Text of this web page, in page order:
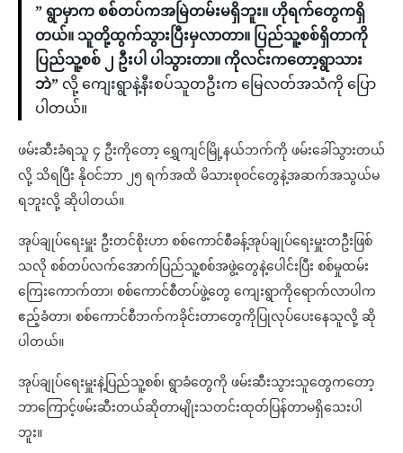
” ရွာမှာက စစ်တပ်ကအမြဲတမ်းမရှိဘူး။ ဟိုရက်တွေကရှိ
တယ်။ သူတို့ထွက်သွားပြီးမှလာတာ။ ပြည်သူ့စစ်ရှိတာကို
ပြည်သူ့စစ် ၂ ဦးပါ ပါသွားတာ။ ကိုလင်းကတော့ရွာသား
ဘဲ” လို့ ကျေးရွာနဲ့နီးစပ်သူတဦးက မြေလတ်အသံကို ပြော
ပါတယ်။
ဖမ်းဆီးခံရသူ ၄ ဦးကိုတော့ ရွှေကျင်မြို့နယ်ဘက်ကို ဖမ်းခေါ်သွားတယ်
လို့ သိရပြီး နိုဝင်ဘာ ၂၅ ရက်အထိ မိသားစုဝင်တွေနဲ့အဆက်အသွယ်မ
ရဘူးလို့ ဆိုပါတယ်။
အုပ်ချုပ်ရေးမှူး ဦးတင်စိုးဟာ စစ်ကောင်စီခန့်အုပ်ချုပ်ရေးမှူးတဦးဖြစ်
သလို စစ်တပ်လက်အောက်ပြည်သူ့စစ်အဖွဲ့တွေနဲ့ပေါင်းပြီး စစ်မှုထမ်း
ကြေးကောက်တာ၊ စစ်ကောင်စီတပ်ဖွဲ့တွေ ကျေးရွာကိုရောက်လာပါက
ဧည့်ခံတာ၊ စစ်ကောင်စီဘက်ကခိုင်းတာတွေကိုပြုလုပ်ပေးနေသူလို့ ဆို
ပါတယ်။
အုပ်ချုပ်ရေးမှူးနဲ့ပြည်သူ့စစ်၊ ရွာခံတွေကို ဖမ်းဆီးသွားသူတွေကတော့
ဘာကြောင့်ဖမ်းဆီးတယ်ဆိုတာမျိုးသတင်းထုတ်ပြန်တာမရှိသေးပါ
ဘူး။